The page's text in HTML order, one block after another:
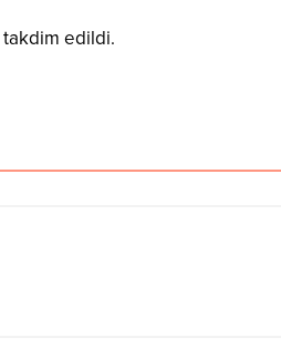
takdim edildi.